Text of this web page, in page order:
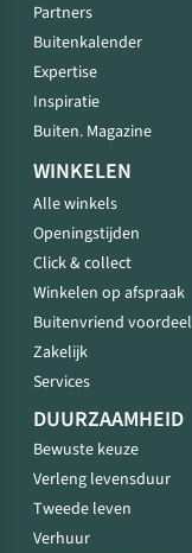
Partners
Buitenkalender
Expertise
Inspiratie
Buiten. Magazine
WINKELEN
Alle winkels
Openingstijden
Click & collect
Winkelen op afspraak
Buitenvriend voordeel
Zakelijk
Services
DUURZAAMHEID
Bewuste keuze
Verleng levensduur
Tweede leven
Verhuur